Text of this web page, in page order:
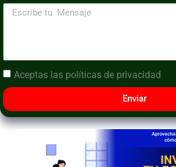
Aceptas las políticas de privacidad
Enviar